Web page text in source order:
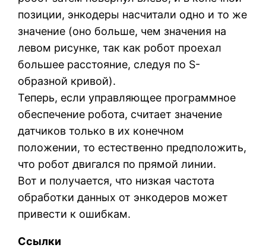
позиции, энкодеры насчитали одно и то же
значение (оно больше, чем значения на
левом рисунке, так как робот проехал
большее расстояние, следуя по S-
образной кривой).
Теперь, если управляющее программное
обеспечение робота, считает значение
датчиков только в их конечном
положении, то естественно предположить,
что робот двигался по прямой линии.
Вот и получается, что низкая частота
обработки данных от энкодеров может
привести к ошибкам.
Ссылки